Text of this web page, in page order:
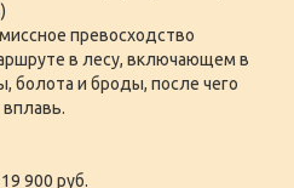
превосходство
в лесу, включающем в
болота и броды, после чего
900 руб.